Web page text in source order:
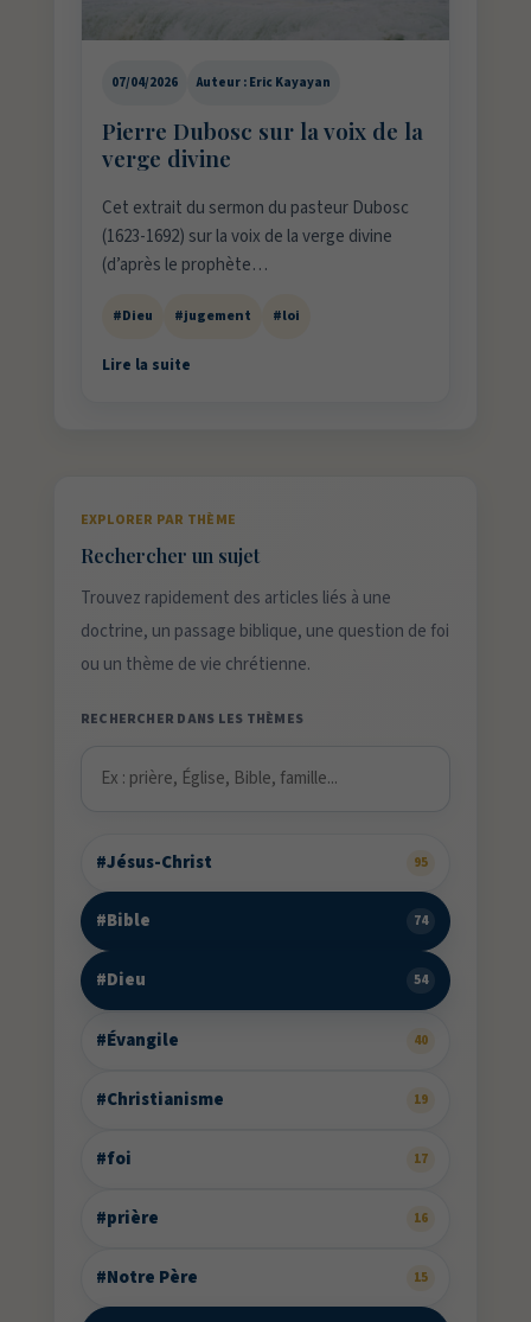
07/04/2026 Auteur : Eric Kayayan
Pierre Dubosc sur la voix de la
verge divine
Cet extrait du sermon du pasteur Dubosc
(1623-1692) sur la voix de la verge divine
(d’après le prophète…
#Dieu #jugement #loi
Lire la suite
EXPLORER PAR THÈME
Rechercher un sujet
Trouvez rapidement des articles liés à une
doctrine, un passage biblique, une question de foi
ou un thème de vie chrétienne.
RECHERCHER DANS LES THÈMES
#Jésus-Christ 95
#Bible 74
#Dieu 54
#Évangile 40
#Christianisme 19
#foi 17
#prière 16
#Notre Père 15